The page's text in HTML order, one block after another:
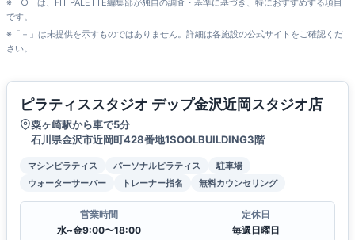
※「○」は、FIT PALETTE編集部が独自の調査・基準に基づき、特におすすめする項目
です。
※「－」は未提供を示すものではありません。詳細は各施設の公式サイトをご確認くだ
さい。
ピラティススタジオ デップ金沢近岡スタジオ店
粟ヶ崎駅から車で5分
石川県金沢市近岡町428番地1SOOLBUILDING3階
マシンピラティス パーソナルピラティス
駐車場
ウォーターサーバー
トレーナー指名 無料カウンセリング
営業時間
水~金9:00〜18:00
定休日
毎週日曜日